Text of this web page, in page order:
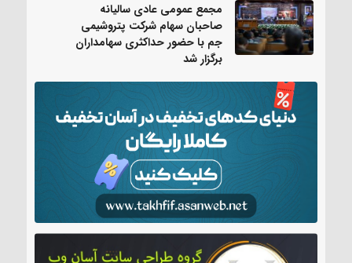
مجمع عمومی عادی سالیانه
صاحبان سهام شرکت پتروشیمی
جم با حضور حداکثری سهامداران
برگزار شد